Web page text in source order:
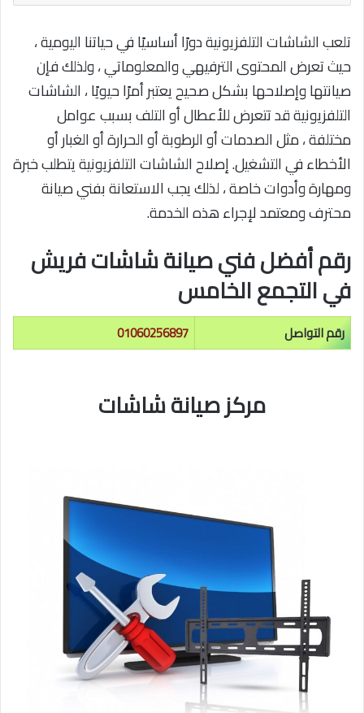
تلعب الشاشات التلفزيونية دورًا أساسيًا في حياتنا اليومية ،
حيث تعرض المحتوى الترفيهي والمعلوماتي ، ولذلك فإن
صيانتها وإصلاحها بشكل صحيح يعتبر أمرًا حيويًا ، الشاشات
التلفزيونية قد تتعرض للأعطال أو التلف بسبب عوامل
مختلفة ، مثل الصدمات أو الرطوبة أو الحرارة أو الغبار أو
الأخطاء في التشغيل. إصلاح الشاشات التلفزيونية يتطلب خبرة
ومهارة وأدوات خاصة ، لذلك يجب الاستعانة بفني صيانة
محترف ومعتمد لإجراء هذه الخدمة.
رقم أفضل فني صيانة شاشات فريش
في التجمع الخامس
رقم التواصل 01060256897
مركز صيانة شاشات